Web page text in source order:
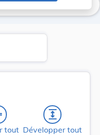
tout
expand
Développer tout